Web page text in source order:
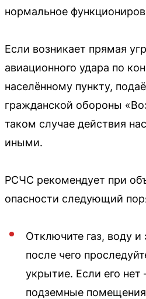
нормальное
Если возникает прямая
авиационного удара по
населённому пункту,
гражданской обороны
таком случае действия
иными.
РСЧС рекомендует при
опасности следующий
Отключите газ, воду и
после чего
укрытие. Если его
подземные